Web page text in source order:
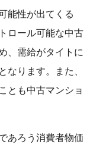
能性が出てくる
ロール可能な中古
、需給がタイトに
なります。また、
とも中古マンショ
あろう消費者物価